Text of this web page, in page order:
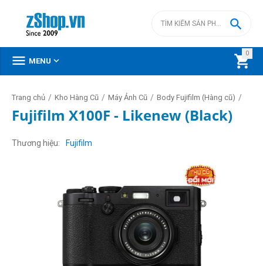
0


 MENU 
Trang chủ / Kho Hàng Cũ / Máy Ảnh Cũ / Body Fujifilm (Hàng cũ) /
Fujifilm X100F - Likenew (Black)
Thương hiệu Fujifilm